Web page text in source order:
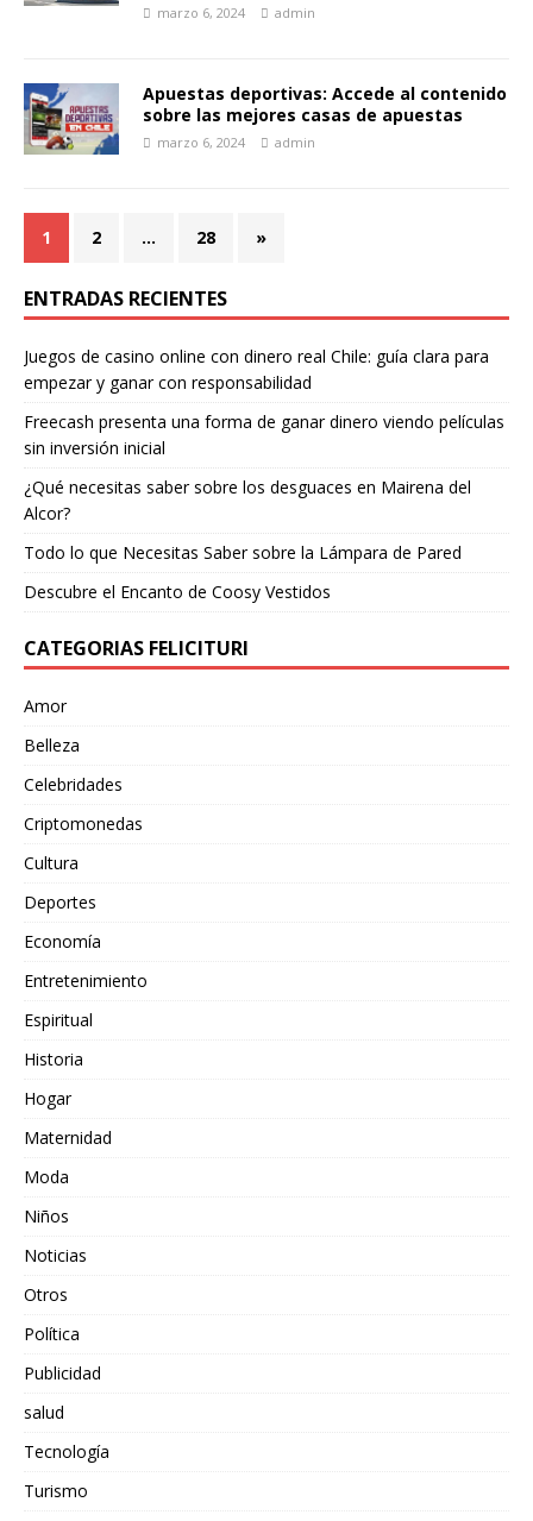
marzo 6, 2024 admin
Apuestas deportivas: Accede al contenido
sobre las mejores casas de apuestas
marzo 6, 2024 admin
1 2 … 28 »
ENTRADAS RECIENTES
Juegos de casino online con dinero real Chile: guía clara para
empezar y ganar con responsabilidad
Freecash presenta una forma de ganar dinero viendo películas
sin inversión inicial
¿Qué necesitas saber sobre los desguaces en Mairena del
Alcor?
Todo lo que Necesitas Saber sobre la Lámpara de Pared
Descubre el Encanto de Coosy Vestidos
CATEGORIAS FELICITURI
Amor
Belleza
Celebridades
Criptomonedas
Cultura
Deportes
Economía
Entretenimiento
Espiritual
Historia
Hogar
Maternidad
Moda
Niños
Noticias
Otros
Política
Publicidad
salud
Tecnología
Turismo